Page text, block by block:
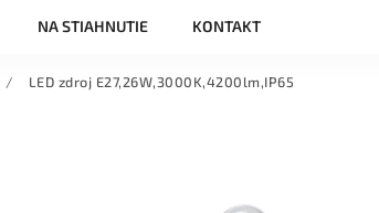
NA STIAHNUTIE KONTAKT
/ LED zdroj E27,26W,3000K,4200lm,IP65